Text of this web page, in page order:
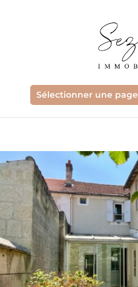
Sélectionner une page